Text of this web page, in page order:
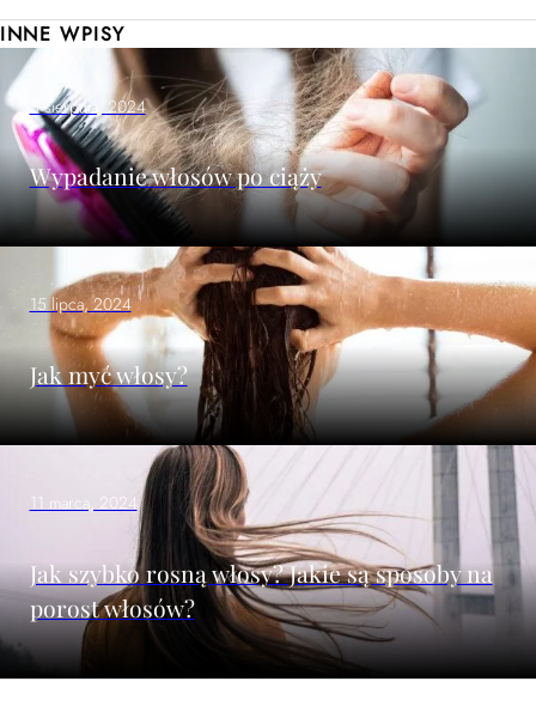
INNE WPISY
5 sierpnia, 2024
Wypadanie włosów po ciąży
15 lipca, 2024
Jak myć włosy?
11 marca, 2024
Jak szybko rosną włosy? Jakie są sposoby na
porost włosów?